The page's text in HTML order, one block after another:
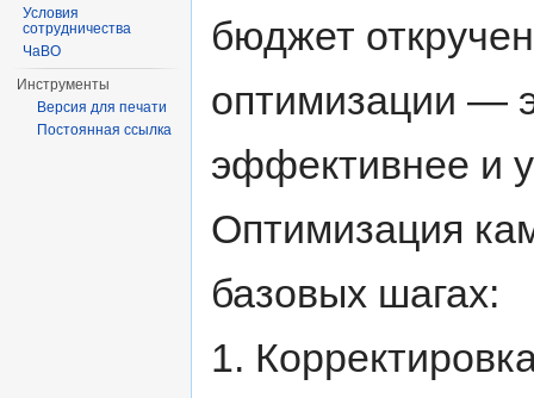
бюджет
оптимизации —
эффективнее и
Оптимизация
базовых шагах:
1.
Условия
сотрудничества
ЧаВО
Инструменты
Версия для печати
Постоянная ссылка